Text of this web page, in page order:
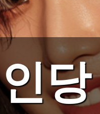
인당